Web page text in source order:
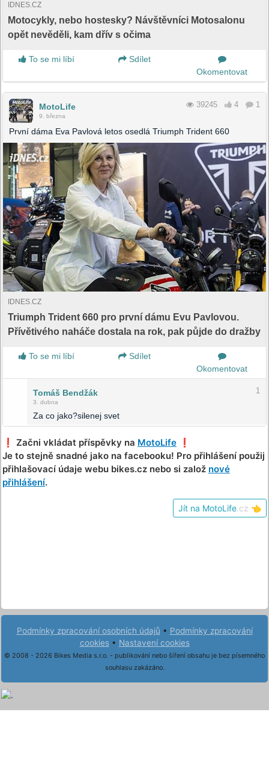
IDNES.CZ
Motocykly, nebo hostesky? Návštěvníci Motosalonu
opět nevěděli, kam dřív s očima
To se mi líbí
Sdílet
Okomentovat
MotoLife
9. března
39245 4 1
První dáma Eva Pavlová letos osedlá Triumph Trident 660
IDNES.CZ
Triumph Trident 660 pro první dámu Evu Pavlovou.
Přívětivého naháče dostala na rok, pak půjde do dražby
To se mi líbí
Sdílet
Okomentovat
Tomáš Bendžák
3. dubna
1
Za co jako?silenej svet
❗️ Začni vkládat příspěvky na MotoLife ❗️
Je to stejně snadné jako na facebooku! Pro přihlášení použij
přihlašovací údaje webu bikes.cz nebo si založ nové
přihlášení.
Jít na MotoLife .cz 👈
Podmínky zpracování osobních údajů • Podmínky zpracování
cookies• Nastavení cookies
© 2008 - 2026 Bikes Media s.r.o. - publikování nebo šíření obsahu je bez písemného
souhlasu zakázáno.